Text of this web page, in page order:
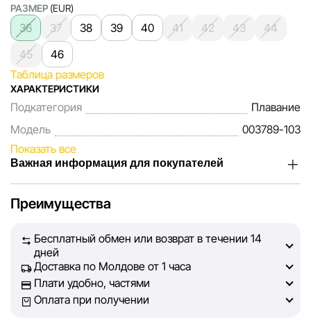
РАЗМЕР (EUR)
36 37 38 39 40 41 42 43
44
45
46
Таблица размеров
ХАРАКТЕРИСТИКИ
Подкатегория
Плавание
Модель
003789-103
Показать все
Важная информация для покупателей
наших покупателей. Каждый день мы работаем над тем,
на сайте, была максимально полной, объективной и
актуальной. Наша цель — обеспечить вас достоверной
информацией, чтобы вы смогли принять лучшее
решение о покупке.
Преимущества
Бесплатный обмен или возврат в течении 14
дней
Доставка по Молдове от 1 часа
Плати удобно, частями
Оплата при получении